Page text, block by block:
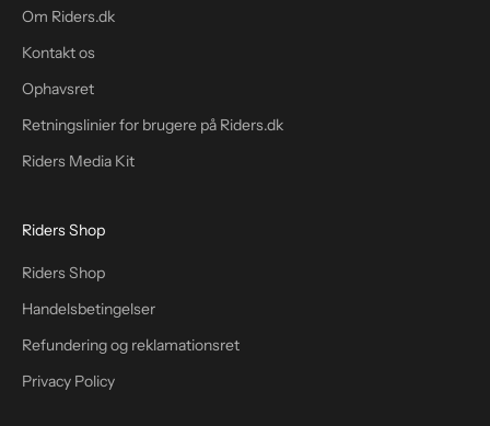
Om Riders.dk
Kontakt os
Ophavsret
Retningslinier for brugere på Riders.dk
Riders Media Kit
Riders Shop
Riders Shop
Handelsbetingelser
Refundering og reklamationsret
Privacy Policy